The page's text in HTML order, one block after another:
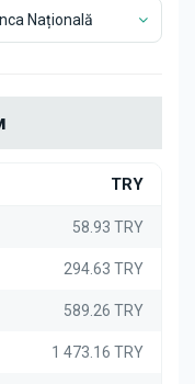
Națională
TRY
58.93 TRY
294.63 TRY
589.26 TRY
1 473.16 TRY